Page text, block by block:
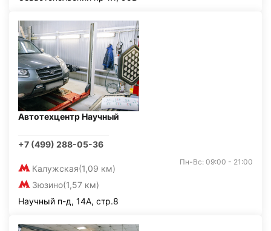
Автотехцентр Научный
+7 (499) 288-05-36
Калужская(1,09 км)
Зюзино(1,57 км)
Пн-Вс: 09:00 - 21:00
Научный п-д, 14А, стр.8